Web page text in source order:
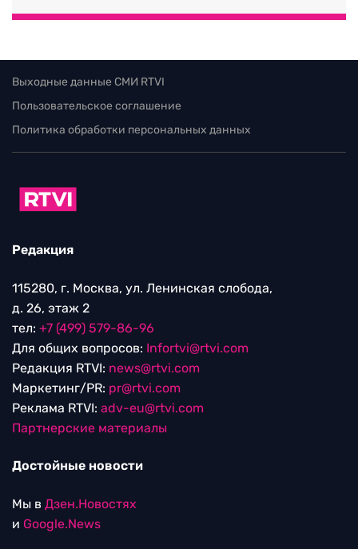
Выходные данные СМИ RTVI
Пользовательское соглашение
Политика обработки персональных данных
Редакция
115280, г. Москва, ул. Ленинская слобода,
д. 26, этаж 2
тел: +7 (499) 579-86-96
Для общих вопросов: Infortvi@rtvi.com
Редакция RTVI: news@rtvi.com
Маркетинг/PR: pr@rtvi.com
Реклама RTVI: adv-eu@rtvi.com
Партнерские материалы
Достойные новости
Мы в Дзен.Новостях
и Google.News